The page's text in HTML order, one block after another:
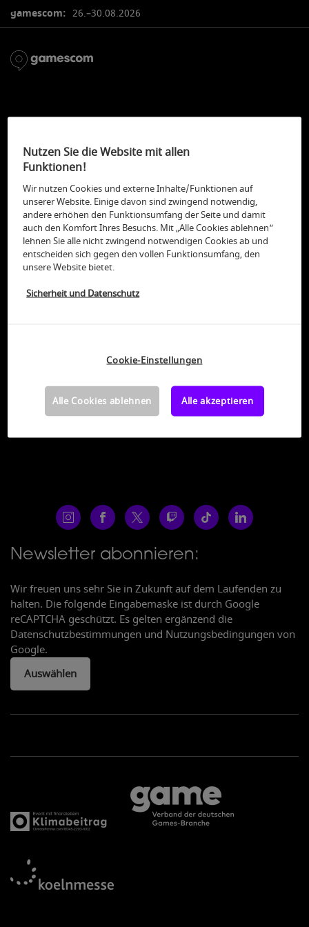
gamescom: 26.–30.08.2026
gamescom creator
academy 2026
Die Teilnahme ist
beendet!
In Kürze könnt ihr hier die Teilnehmer 2026
Newsletter abonnieren:
Wir freuen uns sehr Sie in Zukunft auf dem Laufenden zu
halten. Die folgende Eingabemaske ist durch Google
reCAPTCHA geschützt. Es gelten ergänzend die
Datenschutzbestimmungen und Nutzungsbedingungen von
Google.
Auswählen
Nutzen Sie die Website mit allen
Funktionen!
Wir nutzen Cookies und externe Inhalte/Funktionen auf
unserer Website. Einige davon sind zwingend notwendig,
andere erhöhen den Funktionsumfang der Seite und damit
auch den Komfort Ihres Besuchs. Mit „Alle Cookies ablehnen“
lehnen Sie alle nicht zwingend notwendigen Cookies ab und
entscheiden sich gegen den vollen Funktionsumfang, den
unsere Website bietet.
Sicherheit und Datenschutz
Cookie-Einstellungen
Alle Cookies ablehnen Alle akzeptieren